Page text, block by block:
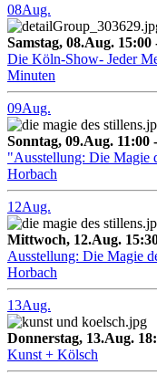
08Aug.
Samstag, 08.Aug.
Die Köln-Show- Jeder
Minuten
09Aug.
Sonntag, 09.Aug. 11:00
"Ausstellung: Die Magie
Horbach
12Aug.
Mittwoch, 12.Aug.
Ausstellung: Die Magie
Horbach
13Aug.
Donnerstag, 13.Aug.
Kunst + Kölsch